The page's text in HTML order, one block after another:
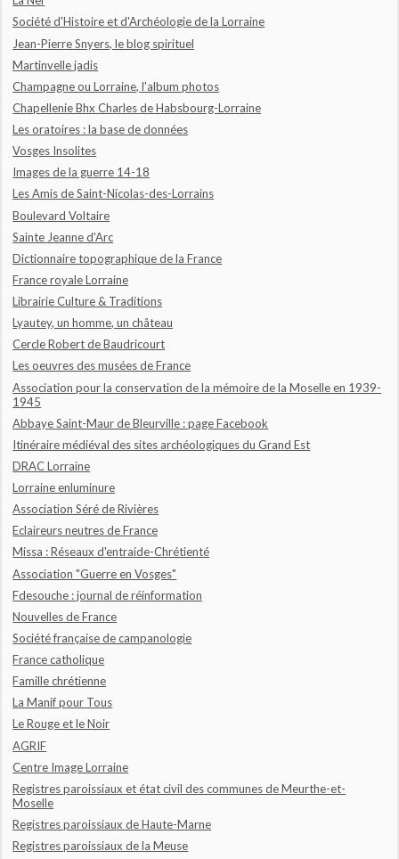
Société d'Histoire et d'Archéologie de la Lorraine
Jean-Pierre Snyers, le blog spirituel
Martinvelle jadis
Champagne ou Lorraine, l'album photos
Chapellenie Bhx Charles de Habsbourg-Lorraine
Les oratoires : la base de données
Vosges Insolites
Images de la guerre 14-18
Les Amis de Saint-Nicolas-des-Lorrains
Boulevard Voltaire
Sainte Jeanne d'Arc
Dictionnaire topographique de la France
France royale Lorraine
Librairie Culture & Traditions
Lyautey, un homme, un château
Cercle Robert de Baudricourt
Les oeuvres des musées de France
Association pour la conservation de la mémoire de la Moselle en 1939-
1945
Abbaye Saint-Maur de Bleurville : page Facebook
Itinéraire médiéval des sites archéologiques du Grand Est
DRAC Lorraine
Lorraine enluminure
Association Séré de Rivières
Eclaireurs neutres de France
Missa : Réseaux d'entraide-Chrétienté
Association "Guerre en Vosges"
Fdesouche : journal de réinformation
Nouvelles de France
Société française de campanologie
France catholique
Famille chrétienne
La Manif pour Tous
Le Rouge et le Noir
AGRIF
Centre Image Lorraine
Registres paroissiaux et état civil des communes de Meurthe-et-
Moselle
Registres paroissiaux de Haute-Marne
Registres paroissiaux de la Meuse